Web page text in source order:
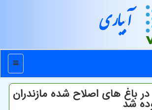
آبیاری
منو
در باغ های اصلاح شده مازندران